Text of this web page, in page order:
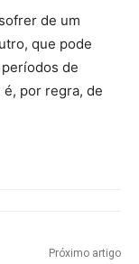
de um
que pode
de
por regra, de
Próximo artigo